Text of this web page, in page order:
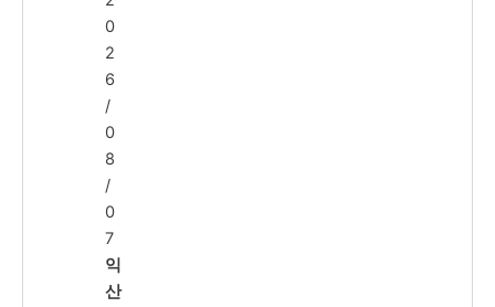
0
2
6
/
0
8
/
0
7
익
산